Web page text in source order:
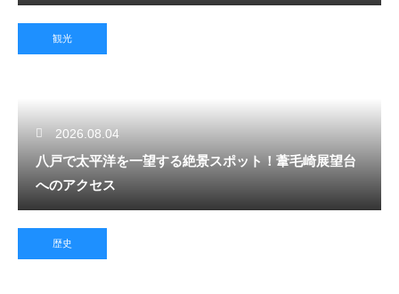
観光
2026.08.04
八戸で太平洋を一望する絶景スポット！葦毛崎展望台
へのアクセス
歴史